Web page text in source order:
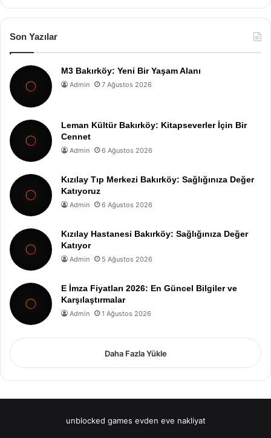
Son Yazılar
M3 Bakırköy: Yeni Bir Yaşam Alanı
Admin 7 Ağustos 2026
Leman Kültür Bakırköy: Kitapseverler İçin Bir
Cennet
Admin 6 Ağustos 2026
Kızılay Tıp Merkezi Bakırköy: Sağlığınıza Değer
Katıyoruz
Admin 6 Ağustos 2026
Kızılay Hastanesi Bakırköy: Sağlığınıza Değer
Katıyor
Admin 5 Ağustos 2026
E İmza Fiyatları 2026: En Güncel Bilgiler ve
Karşılaştırmalar
Admin 1 Ağustos 2026
Daha Fazla Yükle
unblocked games evden eve nakliyat